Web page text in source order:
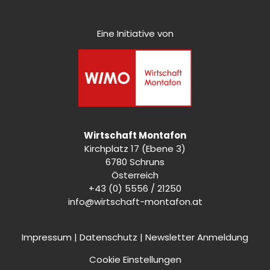
Eine Initiative von
Wirtschaft Montafon
Kirchplatz 17 (Ebene 3)
6780 Schruns
Österreich
+43 (0) 5556 / 21250
info@wirtschaft-montafon.at
Impressum | Datenschutz | Newsletter Anmeldung
Cookie Einstellungen